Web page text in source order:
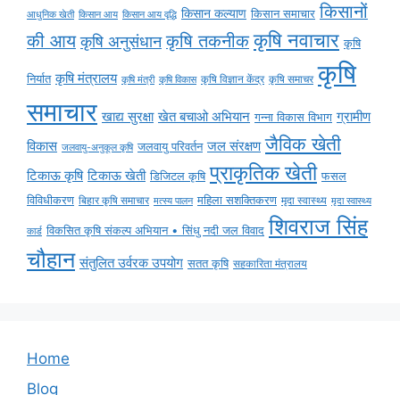
आधुनिक खेती किसान आय किसान आय वृद्धि किसान कल्याण किसान समाचार किसानों
की आय कृषि अनुसंधान कृषि तकनीक कृषि नवाचार कृषि
निर्यात कृषि मंत्रालय कृषि मंत्री कृषि विकास कृषि विज्ञान केंद्र कृषि समाचर कृषि
समाचार खाद्य सुरक्षा खेत बचाओ अभियान गन्ना विकास विभाग ग्रामीण
विकास जलवायु-अनुकूल कृषि जलवायु परिवर्तन जल संरक्षण जैविक खेती
टिकाऊ कृषि टिकाऊ खेती डिजिटल कृषि प्राकृतिक खेती फसल
विविधीकरण बिहार कृषि समाचार मत्स्य पालन महिला सशक्तिकरण मृदा स्वास्थ्य मृदा स्वास्थ्य
कार्ड विकसित कृषि संकल्प अभियान • सिंधु नदी जल विवाद शिवराज सिंह
चौहान संतुलित उर्वरक उपयोग सतत कृषि सहकारिता मंत्रालय
Home
Blog